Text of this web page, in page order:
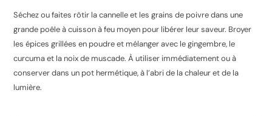
Séchez ou faites rôtir la cannelle et les grains de poivre dans une
grande poêle à cuisson à feu moyen pour libérer leur saveur. Broyer
les épices grillées en poudre et mélanger avec le gingembre, le
curcuma et la noix de muscade. À utiliser immédiatement ou à
conserver dans un pot hermétique, à l’abri de la chaleur et de la
lumière.